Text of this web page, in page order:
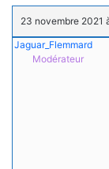
23 novembre 2021
Jaguar_Flemmard
Modérateur